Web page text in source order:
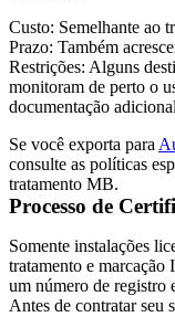
Custo: Semelhante ao
Prazo: Também
Restrições: Alguns
monitoram de perto o
documentação
Se você exporta para
consulte as políticas
tratamento MB.
Processo de
Somente instalações
tratamento e marcação
um número de registro
Antes de contratar seu